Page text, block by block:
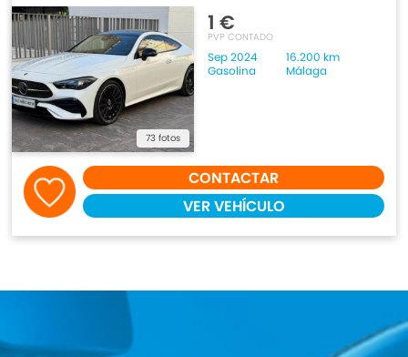
73 fotos
1 €
PVP CONTADO
Sep 2024
16.200 km
Gasolina
Málaga
CONTACTAR
VER VEHÍCULO